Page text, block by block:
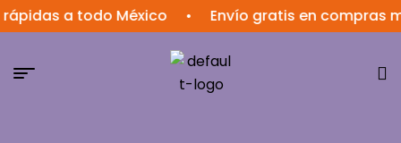
a todo México • Envío gratis en compras